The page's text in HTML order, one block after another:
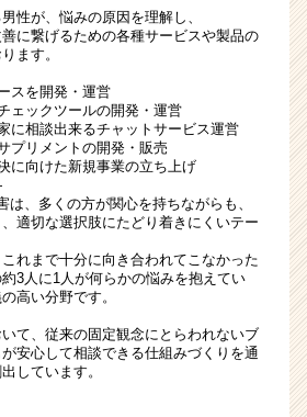
・
か
性が、悩みの原因を理解し、
に繋げるための各種サービスや製品の
ます。
スを開発・運営
ェックツールの開発・運営
に相談出来るチャットサービス運営
プリメントの開発・販売
に向けた新規事業の立ち上げ
は、多くの方が関心を持ちながらも、
適切な選択肢にたどり着きにくいテー
れまで十分に向き合われてこなかった
3人に1人が何らかの悩みを抱えてい
高い分野です。
て、従来の固定観念にとらわれないブ
安心して相談できる仕組みづくりを通
しています。